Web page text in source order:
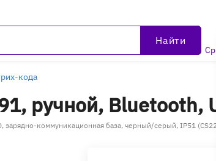
Найти
кода
ручной, Bluetooth,
коммуникационная база, черный/серый, IP51